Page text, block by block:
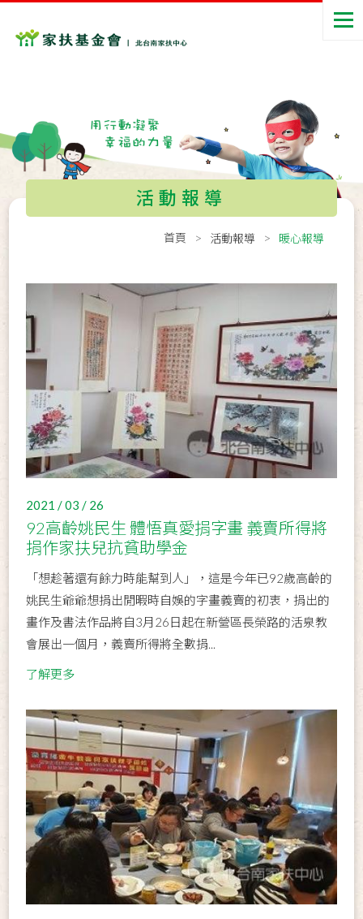
活動報導
首頁 活動報導 暖心報導
2021 / 03 / 26
92高齡姚民生 體悟真愛捐字畫 義賣所得將
捐作家扶兒抗貧助學金
「想趁著還有餘力時能幫到人」，這是今年已92歲高齡的
姚民生爺爺想捐出閒暇時自娛的字畫義賣的初衷，捐出的
畫作及書法作品將自3月26日起在新營區長榮路的活泉教
會展出一個月，義賣所得將全數捐...
了解更多